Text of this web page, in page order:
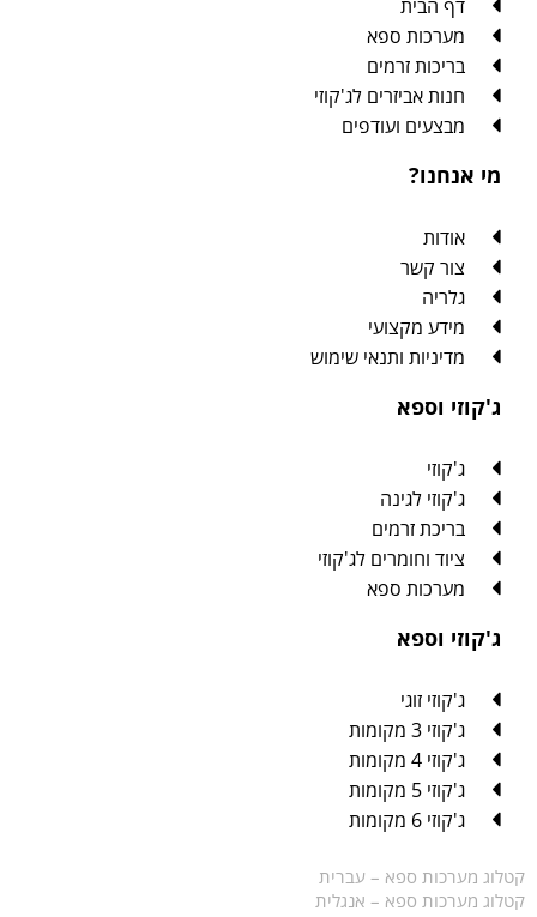
דף הבית
מערכות ספא
בריכות זרמים
חנות אביזרים לג'קוזי
מבצעים ועודפים
מי אנחנו?
אודות
צור קשר
גלריה
מידע מקצועי
מדיניות ותנאי שימוש
ג'קוזי וספא
ג'קוזי
ג'קוזי לגינה
בריכת זרמים
ציוד וחומרים לג'קוזי
מערכות ספא
ג'קוזי וספא
ג'קוזי זוגי
ג'קוזי 3 מקומות
ג'קוזי 4 מקומות
ג'קוזי 5 מקומות
ג'קוזי 6 מקומות
קטלוג מערכות ספא – עברית
קטלוג מערכות ספא – אנגלית